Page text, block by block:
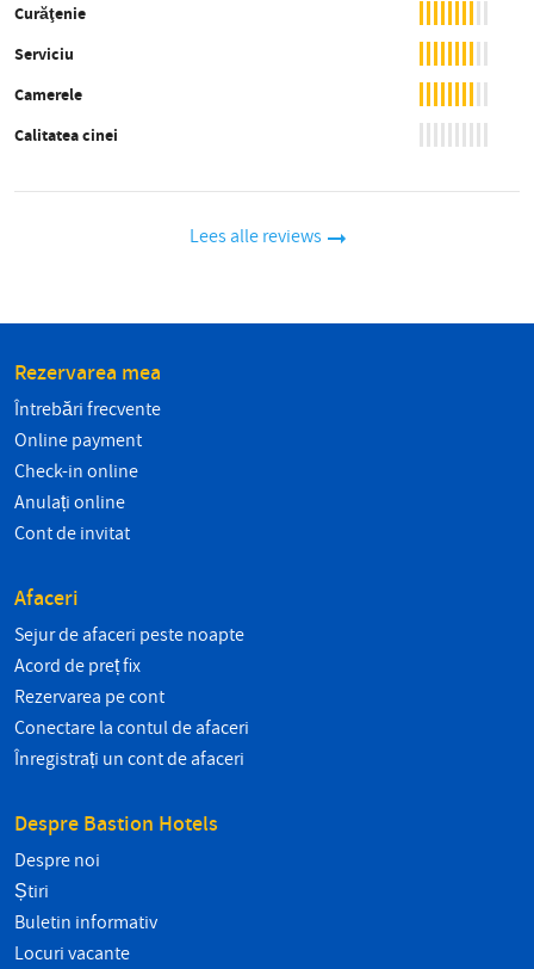
Curăţenie
Serviciu
Camerele
Calitatea cinei
Lees alle reviews
Rezervarea mea
Întrebări frecvente
Online payment
Check-in online
Anulați online
Cont de invitat
Afaceri
Sejur de afaceri peste noapte
Acord de preț fix
Rezervarea pe cont
Conectare la contul de afaceri
Înregistrați un cont de afaceri
Despre Bastion Hotels
Despre noi
Știri
Buletin informativ
Locuri vacante